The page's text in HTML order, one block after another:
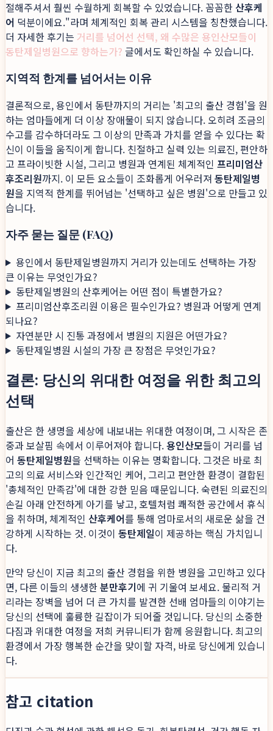
절해주셔서 훨씬 수월하게 회복할 수 있었습니다. 꼼꼼한 산후케
어 덕분이에요."라며 체계적인 회복 관리 시스템을 칭찬했습니다.
더 자세한 후기는 거리를 넘어선 선택, 왜 수많은 용인산모들이
동탄제일병원으로 향하는가? 글에서도 확인하실 수 있습니다.
지역적 한계를 넘어서는 이유
결론적으로, 용인에서 동탄까지의 거리는 '최고의 출산 경험'을 원
하는 엄마들에게 더 이상 장애물이 되지 않습니다. 오히려 조금의
수고를 감수하더라도 그 이상의 만족과 가치를 얻을 수 있다는 확
신이 이들을 움직이게 합니다. 친절하고 실력 있는 의료진, 편안하
고 프라이빗한 시설, 그리고 병원과 연계된 체계적인 프리미엄산
후조리원까지. 이 모든 요소들이 조화롭게 어우러져 동탄제일병
원을 지역적 한계를 뛰어넘는 '선택하고 싶은 병원'으로 만들고 있
습니다.
자주 묻는 질문 (FAQ)
용인에서 동탄제일병원까지 거리가 있는데도 선택하는 가장
큰 이유는 무엇인가요?
동탄제일병원의 산후케어는 어떤 점이 특별한가요?
프리미엄산후조리원 이용은 필수인가요? 병원과 어떻게 연계
되나요?
자연분만 시 진통 과정에서 병원의 지원은 어떤가요?
동탄제일병원 시설의 가장 큰 장점은 무엇인가요?
결론: 당신의 위대한 여정을 위한 최고의
선택
출산은 한 생명을 세상에 내보내는 위대한 여정이며, 그 시작은 존
중과 보살핌 속에서 이루어져야 합니다.용인산모들이 거리를 넘
어 동탄제일병원을 선택하는 이유는 명확합니다. 그것은 바로 최
고의 의료 서비스와 인간적인 케어, 그리고 편안한 환경이 결합된
'총체적인 만족감'에 대한 강한 믿음 때문입니다. 숙련된 의료진의
손길 아래 안전하게 아기를 낳고, 호텔처럼 쾌적한 공간에서 휴식
을 취하며, 체계적인 산후케어를 통해 엄마로서의 새로운 삶을 건
강하게 시작하는 것. 이것이 동탄제일이 제공하는 핵심 가치입니
다.
만약 당신이 지금 최고의 출산 경험을 위한 병원을 고민하고 있다
면, 다른 이들의 생생한분만후기에 귀 기울여 보세요. 물리적 거
리라는 장벽을 넘어 더 큰 가치를 발견한 선배 엄마들의 이야기는
당신의 선택에 훌륭한 길잡이가 되어줄 것입니다. 당신의 소중한
다짐과 위대한 여정을 저희 커뮤니티가 함께 응원합니다. 최고의
환경에서 가장 행복한 순간을 맞이할 자격, 바로 당신에게 있습니
다.
참고 citation